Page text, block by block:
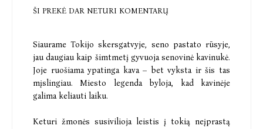
ŠI PREKĖ DAR NETURI KOMENTARŲ
Siaurame Tokijo skersgatvyje, seno pastato rūsyje,
jau daugiau kaip šimtmetį gyvuoja senovinė kavinukė.
Joje ruošiama ypatinga kava – bet vyksta ir šis tas
mįslingiau. Miesto legenda byloja, kad kavinėje
galima keliauti laiku.
Keturi žmonės susivilioja leistis į tokią neįprastą